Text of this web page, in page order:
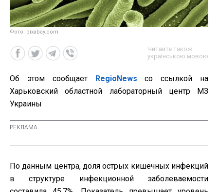
Фото: pixabay.com
Читайте також
українською мовою
Об этом сообщает RegioNews со ссылкой на
Харьковский областной лабораторный центр МЗ
Украины
По данным центра, доля острых кишечных инфекций
в структуре инфекционной заболеваемости